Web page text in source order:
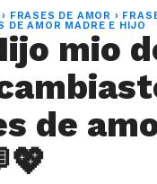
› FRASES DE AMOR ›
DE AMOR MADRE E HIJO
mio
de